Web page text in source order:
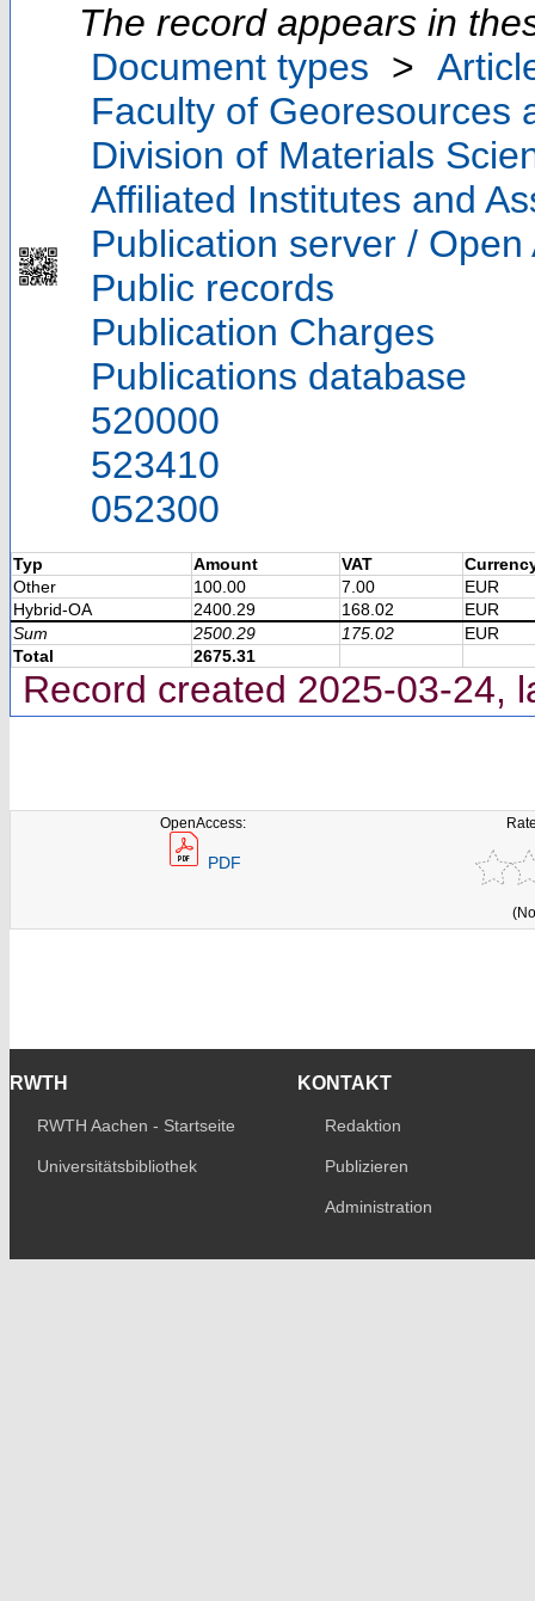
The record appears in
Document types >
Faculty of Georesources
Division of Materials
Affiliated Institutes and
Publication server / Open
Public records
Publication Charges
Publications database
520000
523410
052300
Typ Amount VAT
Other
100.00 7.00
EUR
Hybrid-OA
2400.29 168.02
EUR
Sum
2500.29 175.02
EUR
Total
2675.31
Record created 2025-03-24,
OpenAccess:
PDF
RWTH
RWTH Aachen - Startseite
Universitätsbibliothek
KONTAKT
Redaktion
Publizieren
Administration